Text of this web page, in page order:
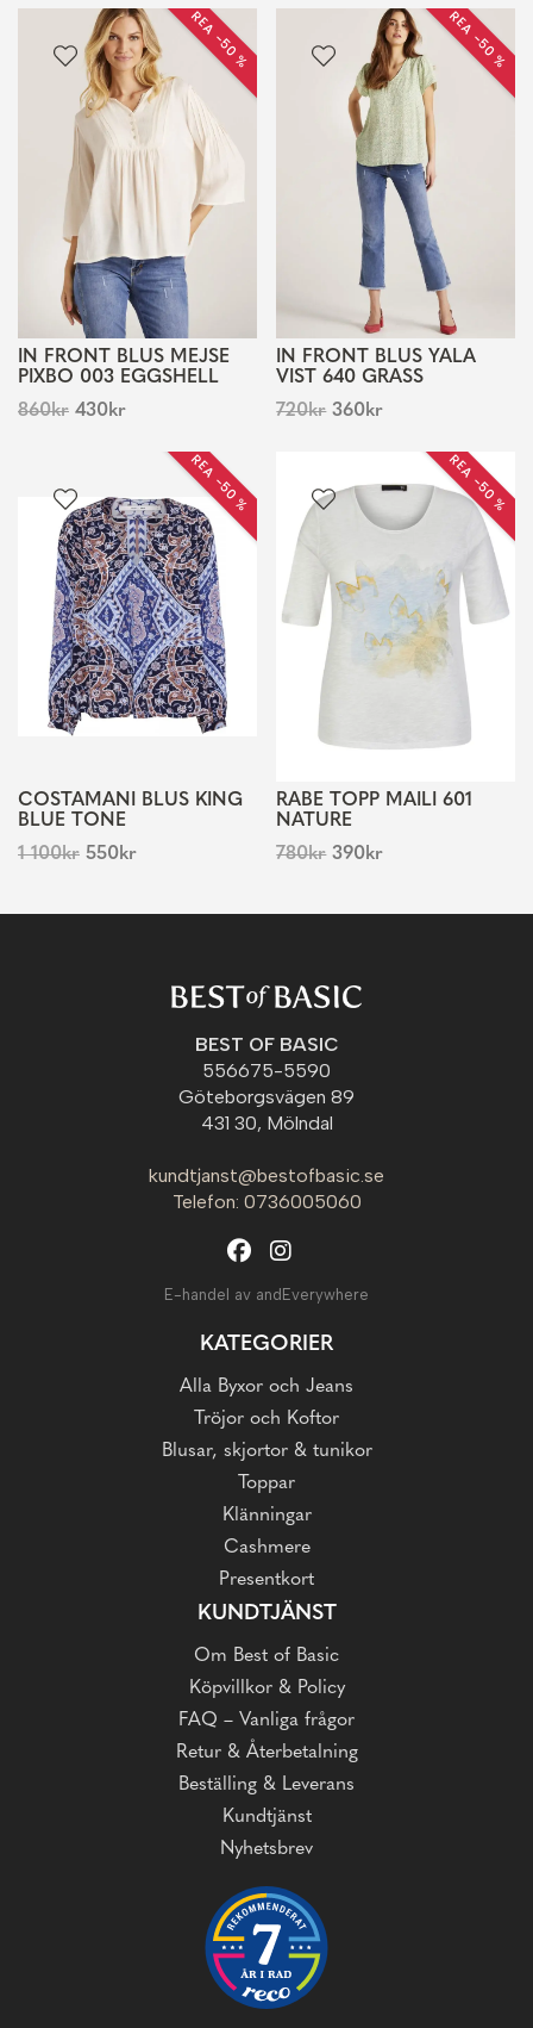
REA −50 %
IN FRONT BLUS MEJSE
PIXBO 003 EGGSHELL
860kr 430kr
REA −50 %
IN FRONT BLUS YALA
VIST 640 GRASS
720kr 360kr
REA −50 %
COSTAMANI BLUS KING
BLUE TONE
1 100kr 550kr
REA −50 %
RABE TOPP MAILI 601
NATURE
780kr 390kr
BEST OF BASIC
556675-5590
Göteborgsvägen 89
431 30, Mölndal
kundtjanst@bestofbasic.se
Telefon: 0736005060
E-handel av andEverywhere
KATEGORIER
Alla Byxor och Jeans
Tröjor och Koftor
Blusar, skjortor & tunikor
Toppar
Klänningar
Cashmere
Presentkort
KUNDTJÄNST
Om Best of Basic
Köpvillkor & Policy
FAQ – Vanliga frågor
Retur & Återbetalning
Beställing & Leverans
Kundtjänst
Nyhetsbrev